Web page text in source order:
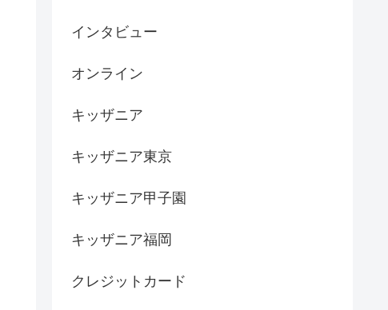
インタビュー
オンライン
キッザニア
キッザニア東京
キッザニア甲子園
キッザニア福岡
クレジットカード